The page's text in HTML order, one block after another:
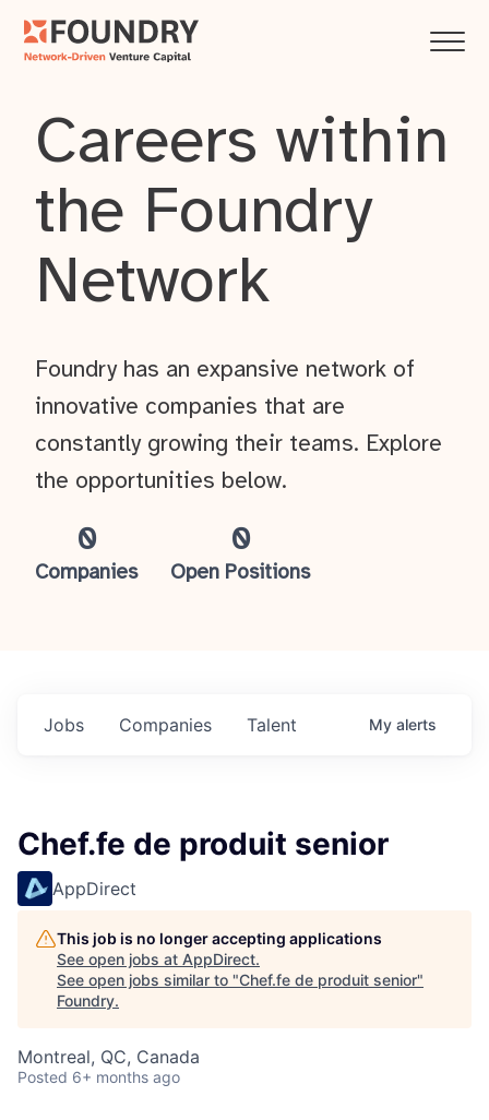
Careers within
the Foundry
Network
0
Companies
0
Open Positions
Foundry has an expansive network of
innovative companies that are
constantly growing their teams. Explore
the opportunities below.
Jobs Companies Talent My alerts
Chef.fe de produit senior
AppDirect
This job is no longer accepting applications
See open jobs at AppDirect.
See open jobs similar to "Chef.fe de produit senior"
Foundry.
Montreal, QC, Canada
Posted 6+ months ago